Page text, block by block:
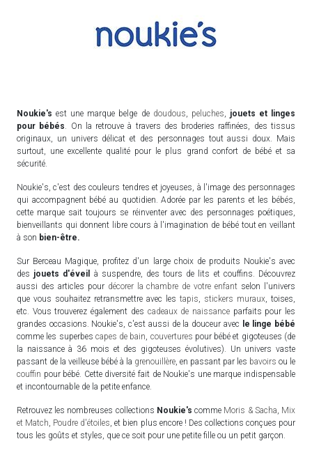
Noukie's est une marque belge de doudous, peluches, jouets et linges
pour bébés. On la retrouve à travers des broderies raffinées, des tissus
originaux, un univers délicat et des personnages tout aussi doux. Mais
surtout, une excellente qualité pour le plus grand confort de bébé et sa
sécurité.
Noukie's, c'est des couleurs tendres et joyeuses, à l'image des personnages
qui accompagnent bébé au quotidien. Adorée par les parents et les bébés,
cette marque sait toujours se réinventer avec des personnages poétiques,
bienveillants qui donnent libre cours à l'imagination de bébé tout en veillant
à son bien-être.
Sur Berceau Magique, profitez d'un large choix de produits Noukie's avec
des jouets d'éveil
à suspendre, des tours de lits et couffins. Découvrez
aussi des articles pour décorer la chambre de votre enfant selon l'univers
que vous souhaitez retransmettre avec les tapis, stickers muraux, toises,
etc. Vous trouverez également des cadeaux de naissanceparfaits pour les
grandes occasions. Noukie's, c'est aussi de la douceur avec
le linge bébé
comme les superbes capes de bain, couvertures pour bébé et gigoteuses (de
la naissance à 36 mois et des gigoteuses évolutives). Un univers vaste
passant de la veilleuse bébé à la grenouillère, en passant par les bavoirs ou le
couffin pour bébé. Cette diversité fait de Noukie's une marque indispensable
et incontournable de la petite enfance.
Retrouvez les nombreuses collections Noukie's comme Moris & Sacha, Mix
et Match, Poudre d'étoiles, et bien plus encore ! Des collections conçues pour
tous les goûts et styles, que ce soit pour une petite fille ou un petit garçon.